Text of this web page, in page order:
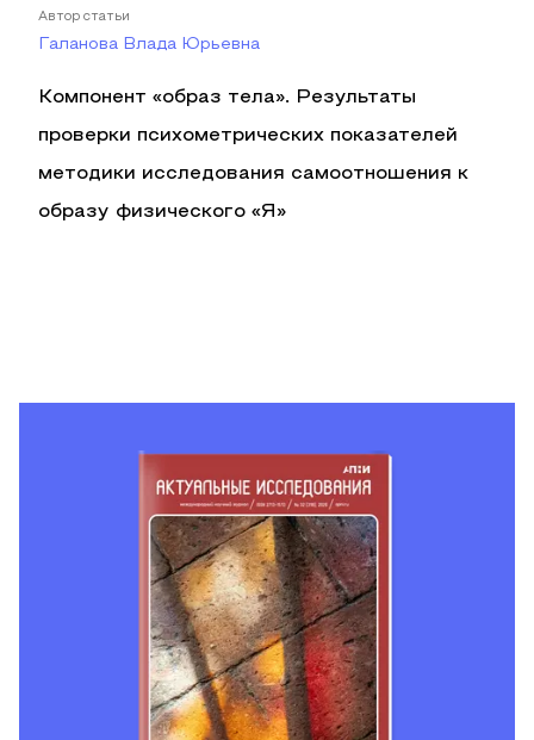
Автор статьи
Галанова Влада Юрьевна
Компонент «образ тела». Результаты
проверки психометрических показателей
методики исследования самоотношения к
образу физического «Я»